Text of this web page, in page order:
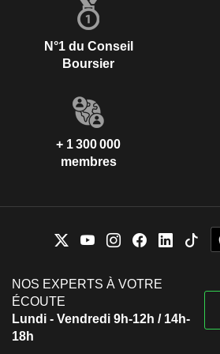
N°1 du Conseil
Boursier
+ 1 300 000
membres
NOS EXPERTS À VOTRE
ÉCOUTE
Lundi - Vendredi 9h-12h / 14h-
18h